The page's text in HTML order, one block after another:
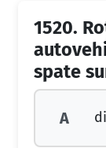
1520.
spate
A